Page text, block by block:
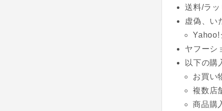
送料/ラ
虚偽、い
Yahoo!
ヤフーシ
以下の購
お買い
複数店
商品購